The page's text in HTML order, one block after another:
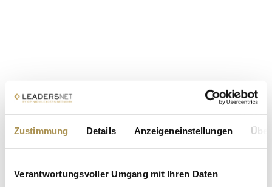
Zustimmung Details Anzeigeneinstellungen
Verantwortungsvoller Umgang mit Ihren Daten